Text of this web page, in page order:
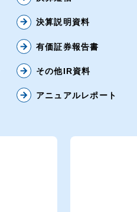
arrow_forward 決算説明資料
arrow_forward 有価証券報告書
arrow_forward その他IR資料
arrow_forward アニュアルレポート